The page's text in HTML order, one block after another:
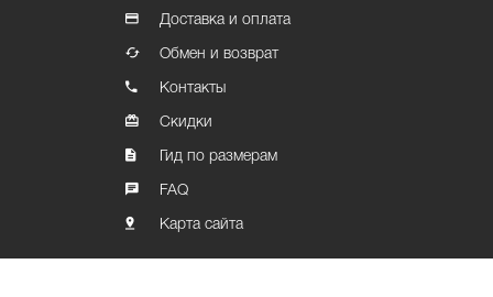
Доставка и оплата
Обмен и возврат
Контакты
Скидки
Гид по размерам
FAQ
Карта сайта